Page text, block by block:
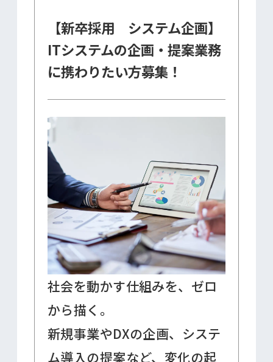
会社情報
事業内容
【新卒採用 システム企画】
ITシステムの企画・提案業務
に携わりたい方募集！
社会を動かす仕組みを、ゼロ
から描く。
新規事業やDXの企画、システ
ム導入の提案など、変化の起